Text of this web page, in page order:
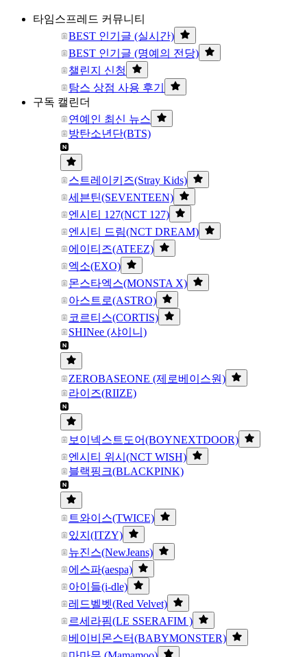
타임스프레드 커뮤니티
BEST 인기글 (실시간)
BEST 인기글 (명예의 전당)
챌린지 신청
탐스 상점 사용 후기
구독 캘린더
연예인 최신 뉴스
방탄소년단(BTS)
스트레이키즈(Stray Kids)
세븐틴(SEVENTEEN)
엔시티 127(NCT 127)
엔시티 드림(NCT DREAM)
에이티즈(ATEEZ)
엑소(EXO)
몬스타엑스(MONSTA X)
아스트로(ASTRO)
코르티스(CORTIS)
SHINee (샤이니)
ZEROBASEONE (제로베이스원)
라이즈(RIIZE)
보이넥스트도어(BOYNEXTDOOR)
엔시티 위시(NCT WISH)
블랙핑크(BLACKPINK)
트와이스(TWICE)
있지(ITZY)
뉴진스(NewJeans)
에스파(aespa)
아이들(i-dle)
레드벨벳(Red Velvet)
르세라핌(LE SSERAFIM )
베이비몬스터(BABYMONSTER)